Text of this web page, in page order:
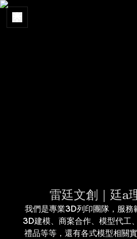
雷廷文創｜廷a
我們是專業3D列印團隊，服務
3D建模、商案合作、模型代工
禮品等等，還有各式模型相關